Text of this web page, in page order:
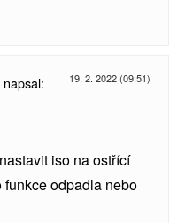
napsal: 19. 2. 2022 (09:51)
iso na ostřící
funkce odpadla nebo